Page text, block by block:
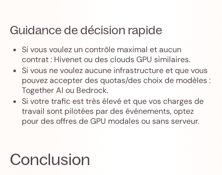
Guidance de décision rapide
Si vous voulez un contrôle maximal et aucun
contrat : Hivenet ou des clouds GPU similaires.
Si vous ne voulez aucune infrastructure et que vous
pouvez accepter des quotas/des choix de modèles :
Together AI ou Bedrock.
Si votre trafic est très élevé et que vos charges de
travail sont pilotées par des événements, optez
pour des offres de GPU modales ou sans serveur.
Conclusion